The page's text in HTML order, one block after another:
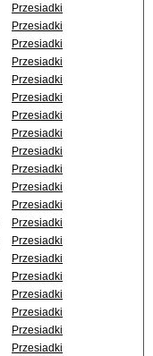
Przesiadki
Przesiadki
Przesiadki
Przesiadki
Przesiadki
Przesiadki
Przesiadki
Przesiadki
Przesiadki
Przesiadki
Przesiadki
Przesiadki
Przesiadki
Przesiadki
Przesiadki
Przesiadki
Przesiadki
Przesiadki
Przesiadki
Przesiadki